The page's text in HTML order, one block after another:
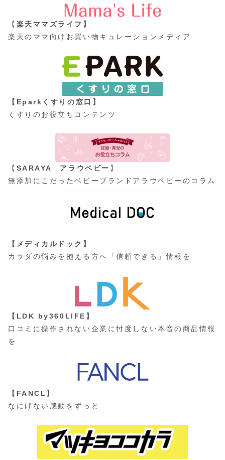
【 楽天ママズライフ】
楽天のママ向けお買い物キュレーションメディア
【Eparkくすりの窓口】
くすりのお役立ちコンテンツ
【 SARAYA アラウベビー 】
無添加にこだったベビーブランドアラウベビーのコラム
【メディカルドック】
カラダの悩みを抱える方へ「信頼できる」情報を
【LDK by360LIFE】
口コミに操作されない企業に忖度しない本音の商品情報
を
【FANCL】
なにげない感動をずっと